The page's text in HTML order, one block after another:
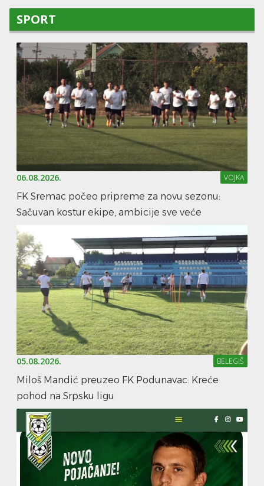
SPORT
06.08.2026. VOJKA
FK Sremac počeo pripreme za novu sezonu:
Sačuvan kostur ekipe, ambicije sve veće
05.08.2026. BELEGIŠ
Miloš Mandić preuzeo FK Podunavac: Kreće
pohod na Srpsku ligu